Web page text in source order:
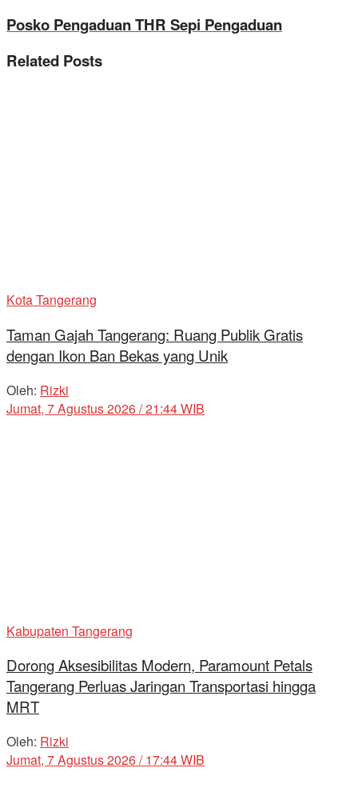
Posko Pengaduan THR Sepi Pengaduan
Related Posts
Kota Tangerang
Taman Gajah Tangerang: Ruang Publik Gratis
dengan Ikon Ban Bekas yang Unik
Oleh: Rizki
Jumat, 7 Agustus 2026 / 21:44 WIB
Kabupaten Tangerang
Dorong Aksesibilitas Modern, Paramount Petals
Tangerang Perluas Jaringan Transportasi hingga
MRT
Oleh: Rizki
Jumat, 7 Agustus 2026 / 17:44 WIB